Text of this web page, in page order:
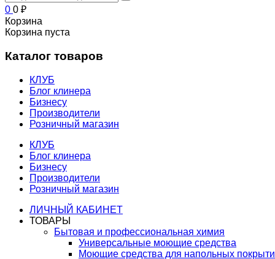
0 0 ₽
Корзина
Корзина пуста
Каталог товаров
КЛУБ
Блог клинера
Бизнесу
Производители
Розничный магазин
КЛУБ
Блог клинера
Бизнесу
Производители
Розничный магазин
ЛИЧНЫЙ КАБИНЕТ
ТОВАРЫ
Бытовая и профессиональная химия
Универсальные моющие средства
Моющие средства для напольных